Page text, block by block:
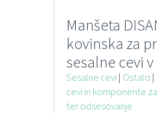
Manšeta
kovinska za
sesalne cevi v
vtičnico za
sesalni sistem
Sesalne cevi| Ostalo |
cevi in komponente
ter odsesovanje